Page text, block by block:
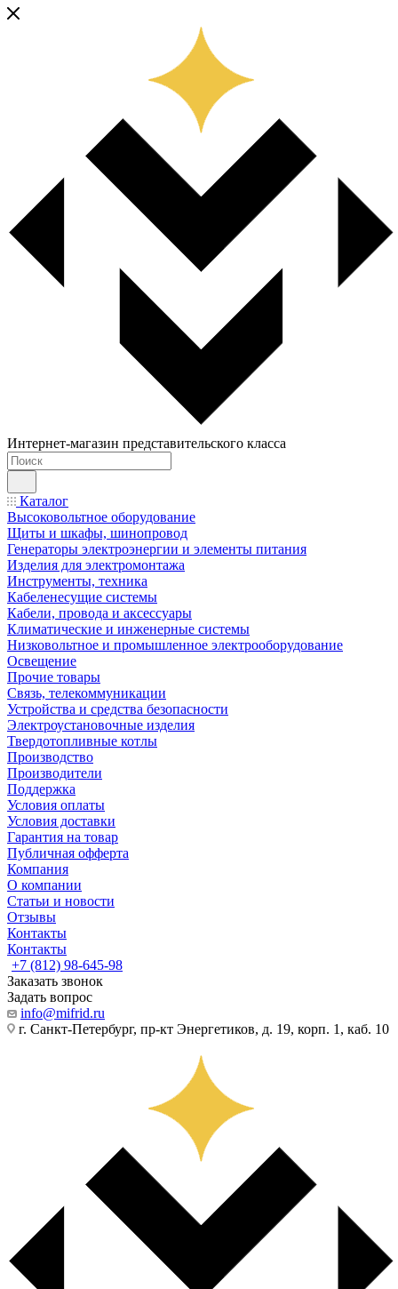
Интернет-магазин представительского класса
Каталог
Высоковольтное оборудование
Щиты и шкафы, шинопровод
Генераторы электроэнергии и элементы питания
Изделия для электромонтажа
Инструменты, техника
Кабеленесущие системы
Кабели, провода и аксессуары
Климатические и инженерные системы
Низковольтное и промышленное электрооборудование
Освещение
Прочие товары
Связь, телекоммуникации
Устройства и средства безопасности
Электроустановочные изделия
Твердотопливные котлы
Производство
Производители
Поддержка
Условия оплаты
Условия доставки
Гарантия на товар
Публичная офферта
Компания
О компании
Статьи и новости
Отзывы
Контакты
Контакты
+7 (812) 98-645-98
Заказать звонок
Задать вопрос
info@mifrid.ru
г. Санкт-Петербург, пр-кт Энергетиков, д. 19, корп. 1, каб. 10